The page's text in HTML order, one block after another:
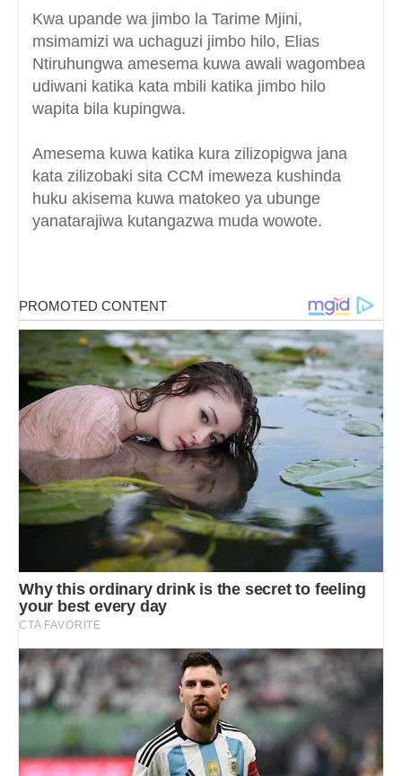
Kwa upande wa jimbo la Tarime Mjini,
msimamizi wa uchaguzi jimbo hilo, Elias
Ntiruhungwa amesema kuwa awali wagombea
udiwani katika kata mbili katika jimbo hilo
wapita bila kupingwa.
Amesema kuwa katika kura zilizopigwa jana
kata zilizobaki sita CCM imeweza kushinda
huku akisema kuwa matokeo ya ubunge
yanatarajiwa kutangazwa muda wowote.